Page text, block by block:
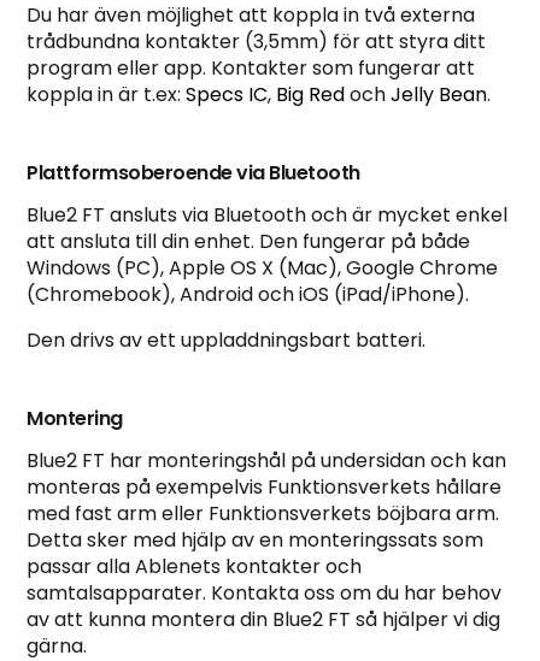
Du har även möjlighet att koppla in två externa
trådbundna kontakter (3,5mm) för att styra ditt
program eller app. Kontakter som fungerar att
koppla in är t.ex:Specs IC, Big RedochJelly Bean.
Plattformsoberoende via Bluetooth
Blue2 FT ansluts via Bluetooth och är mycket enkel
att ansluta till din enhet. Den fungerar på både
Windows (PC), Apple OS X (Mac), Google Chrome
(Chromebook), Android och iOS (iPad/iPhone).
Den drivs av ett uppladdningsbart batteri.
Montering
Blue2 FT har monteringshål på undersidan och kan
monteras på exempelvis Funktionsverkets hållare
med fast arm eller Funktionsverkets böjbara arm.
Detta sker med hjälp av en monteringssats som
passar alla Ablenets kontakter och
samtalsapparater. Kontakta oss om du har behov
av att kunna montera din Blue2 FT så hjälper vi dig
gärna.